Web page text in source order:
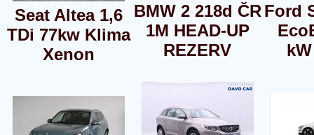
Seat Altea 1,6
TDi 77kw Klima
Xenon
BMW 2 218d ČR
1M HEAD-UP
REZERV
Ford